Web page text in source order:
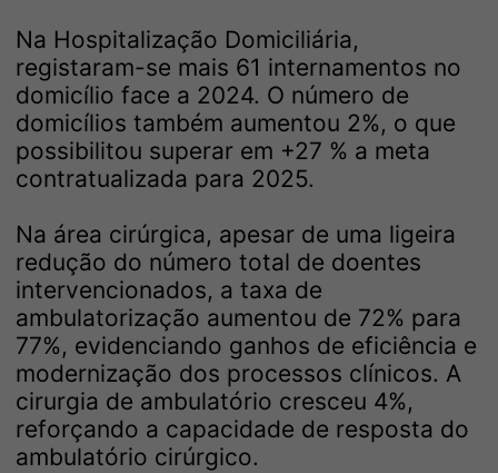
Na Hospitalização Domiciliária,
registaram-se mais 61 internamentos no
domicílio face a 2024. O número de
domicílios também aumentou 2%, o que
possibilitou superar em +27 % a meta
contratualizada para 2025.
Na área cirúrgica, apesar de uma ligeira
redução do número total de doentes
intervencionados, a taxa de
ambulatorização aumentou de 72% para
77%, evidenciando ganhos de eficiência e
modernização dos processos clínicos. A
cirurgia de ambulatório cresceu 4%,
reforçando a capacidade de resposta do
ambulatório cirúrgico.